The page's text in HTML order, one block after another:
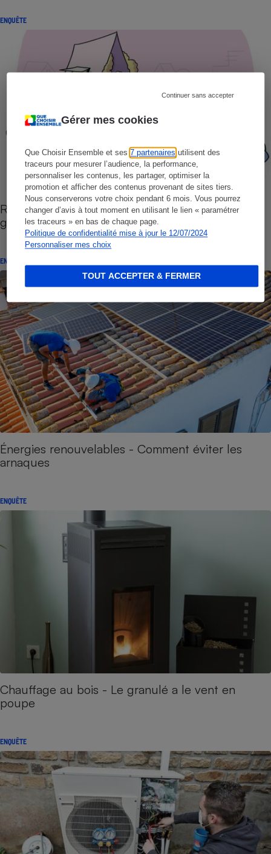
Gérer mes cookies
Que Choisir Ensemble et ses7 partenaires utilisent des
traceurs pour mesurer l’audience, la performance,
personnaliser les contenus, les partager, optimiser la
promotion et afficher des contenus provenant de sites tiers.
Nous conserverons votre choix pendant 6 mois. Vous pourrez
changer d’avis à tout moment en utilisant le lien « paramétrer
les traceurs » en bas de chaque page.
Politique de confidentialité mise à jour le 12/07/2024
Personnaliser mes choix
Continuer sans accepter
TOUT ACCEPTER & FERMER
ENQUÊTE
Rénovation énergétique à 1 € - Une fraude de
grande ampleur
ENQUÊTE
Énergies renouvelables - Comment éviter les
arnaques
ENQUÊTE
Chauffage au bois - Le granulé a le vent en
poupe
ENQUÊTE